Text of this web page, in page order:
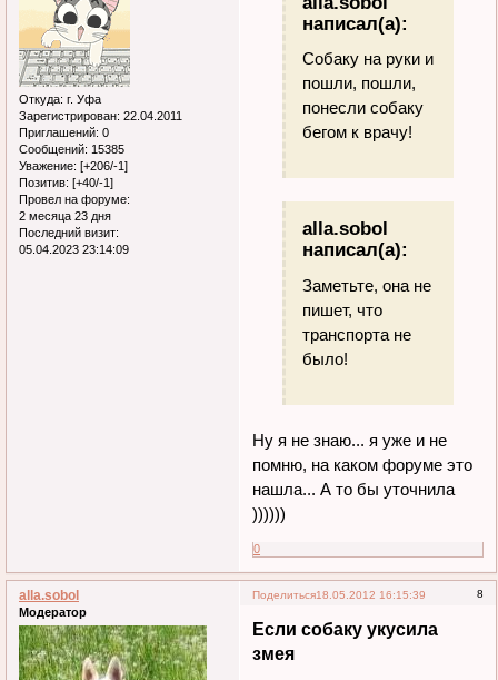
Откуда: г. Уфа
Зарегистрирован: 22.04.2011
Приглашений: 0
Сообщений: 15385
Уважение: [+206/-1]
Позитив: [+40/-1]
Провел на форуме:
2 месяца 23 дня
Последний визит:
05.04.2023 23:14:09
написал(а):
Собаку на руки и
пошли, пошли,
понесли собаку
бегом к врачу!
alla.sobol
написал(а):
Заметьте, она не
пишет, что
транспорта не
было!
Ну я не знаю... я уже и не
помню, на каком форуме это
нашла... А то бы уточнила
))))))
0
Поделиться 8
18.05.2012 16:15:39
alla.sobol
Модератор
Если собаку укусила
змея